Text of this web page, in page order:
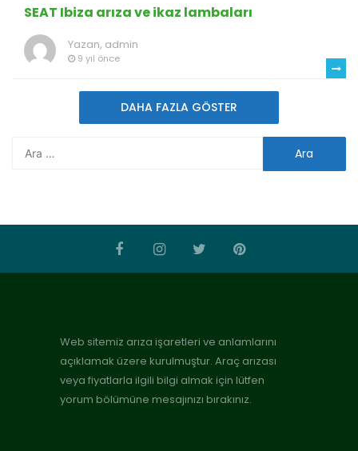
SEAT Ibiza arıza ve ikaz lambaları
Yazan, admin
9 yıl önce
DAHA FAZLA GÖSTER
Web sitemiz arıza işaretleri ve anlamlarını
açıklamak üzere kurulmuştur. Araç arızası
veya fiyatlarla ilgili bilgi almak için lütfen
yorum bölümüne mesajınızı bırakınız.